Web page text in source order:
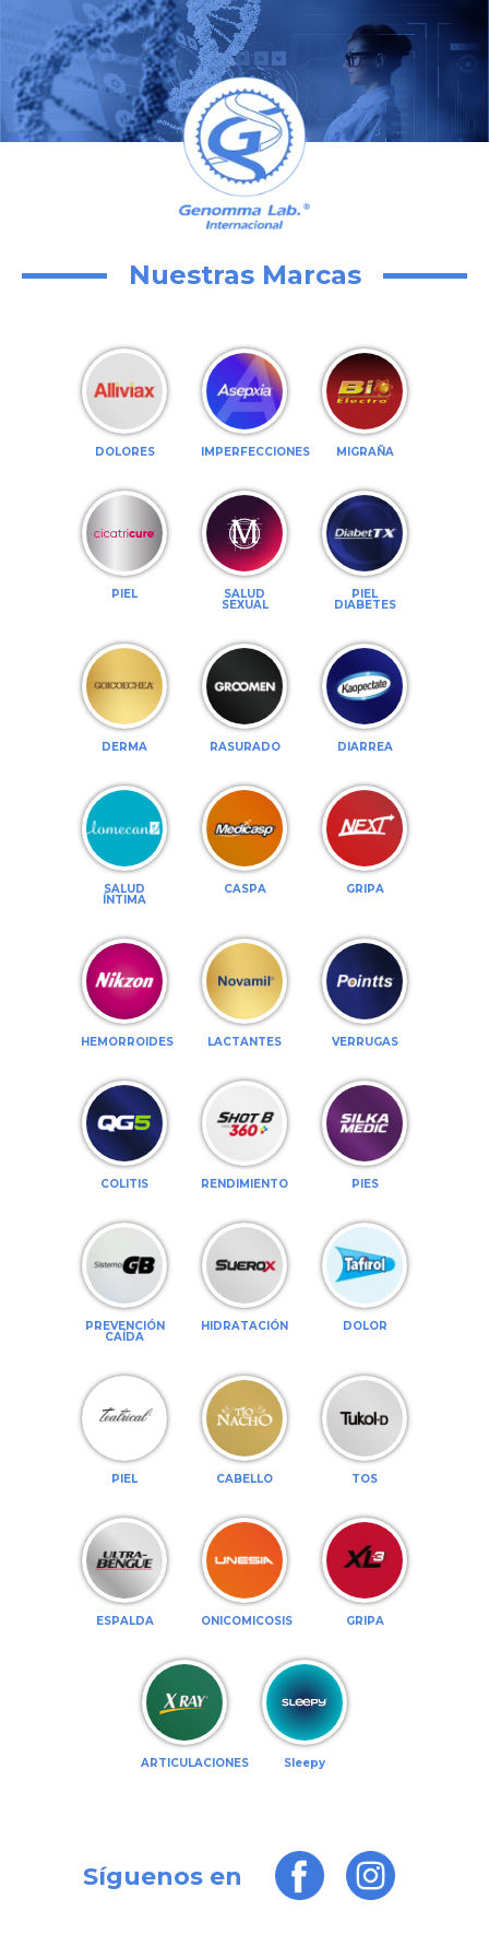
Nuestras Marcas
DOLORES IMPERFECCIONES MIGRAÑA
PIEL SALUD
SEXUAL
PIEL
DIABETES
DERMA RASURADO DIARREA
SALUD
ÍNTIMA
CASPA GRIPA
HEMORROIDES LACTANTES VERRUGAS
COLITIS RENDIMIENTO PIES
PREVENCIÓN
CAÍDA
HIDRATACIÓN DOLOR
PIEL CABELLO TOS
ESPALDA ONICOMICOSIS GRIPA
ARTICULACIONES Sleepy
Síguenos en